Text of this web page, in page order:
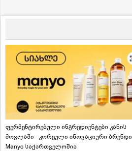
ფერმენტირებული ინგრედიენტები კანის
მოვლაში - კორეული ინოვაციური ბრენდი
Manyo საქართველოშია